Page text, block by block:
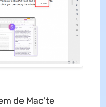
de Mac'te